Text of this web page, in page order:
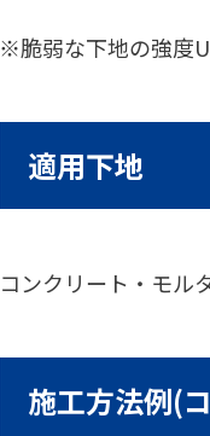
※脆弱な下地の強度
適用下地
コンクリート・モル
施工方法例(